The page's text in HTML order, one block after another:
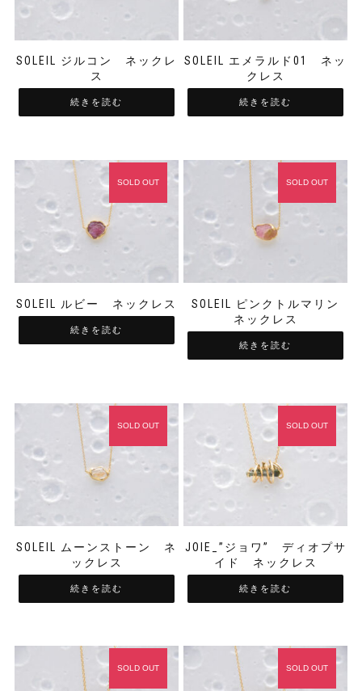
SOLEIL ジルコン ネックレ
ス
続きを読む
SOLEIL エメラルド01 ネッ
クレス
続きを読む
SOLEIL ルビー ネックレス
SOLD OUT
続きを読む
SOLEIL ピンクトルマリン
ネックレス
SOLD OUT
続きを読む
SOLEIL ムーンストーン ネ
ックレス
SOLD OUT
続きを読む
JOIE_”ジョワ” ディオプサ
イド ネックレス
SOLD OUT
続きを読む
SOLD OUT SOLD OUT